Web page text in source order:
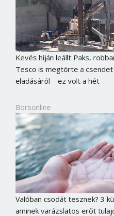
Kevés híján leállt Paks,
Tesco is megtörte a
eladásáról – ez volt a hét
Borsonline
Valóban csodát tesznek? 3
aminek varázslatos erőt